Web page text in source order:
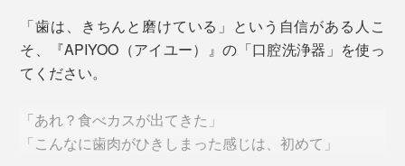
「歯は、きちんと磨けている」という自信がある人こ
そ、『APIYOO（アイユー）』の「口腔洗浄器」を使っ
てください。
「あれ？食べカスが出てきた」
「こんなに歯肉がひきしまった感じは、初めて」